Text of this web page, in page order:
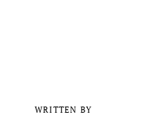
WRITTEN BY